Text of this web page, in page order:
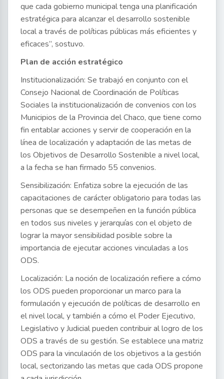
que cada gobierno municipal tenga una planificación
estratégica para alcanzar el desarrollo sostenible
local a través de políticas públicas más eficientes y
eficaces”, sostuvo.
Plan de acción estratégico
Institucionalización: Se trabajó en conjunto con el
Consejo Nacional de Coordinación de Políticas
Sociales la institucionalización de convenios con los
Municipios de la Provincia del Chaco, que tiene como
fin entablar acciones y servir de cooperación en la
línea de localización y adaptación de las metas de
los Objetivos de Desarrollo Sostenible a nivel local,
a la fecha se han firmado 55 convenios.
Sensibilización: Enfatiza sobre la ejecución de las
capacitaciones de carácter obligatorio para todas las
personas que se desempeñen en la función pública
en todos sus niveles y jerarquías con el objeto de
lograr la mayor sensibilidad posible sobre la
importancia de ejecutar acciones vinculadas a los
ODS.
Localización: La noción de localización refiere a cómo
los ODS pueden proporcionar un marco para la
formulación y ejecución de políticas de desarrollo en
el nivel local, y también a cómo el Poder Ejecutivo,
Legislativo y Judicial pueden contribuir al logro de los
ODS a través de su gestión. Se establece una matriz
ODS para la vinculación de los objetivos a la gestión
local, sectorizando las metas que cada ODS propone